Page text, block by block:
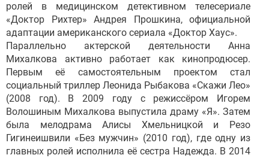
ролей в медицинском детективном телесериале
«Доктор Рихтер» Андрея Прошкина, официальной
адаптации американского сериала «Доктор Хаус».
Параллельно актерской деятельности Анна
Михалкова активно работает как кинопродюсер.
Первым её самостоятельным проектом стал
социальный триллер Леонида Рыбакова «Скажи Лео»
(2008 год). В 2009 году с режиссёром Игорем
Волошиным Михалкова выпустила драму «Я». Затем
была мелодрама Алисы Хмельницкой и Резо
Гигинеишвили «Без мужчин» (2010 год), где одну из
главных ролей исполнила её сестра Надежда. В 2014